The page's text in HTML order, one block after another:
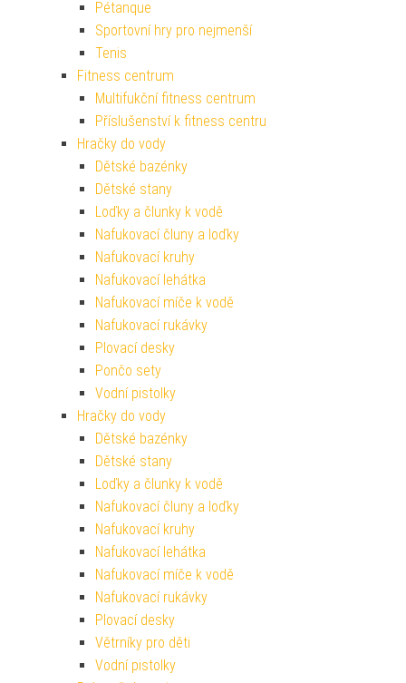
Pétanque
Sportovní hry pro nejmenší
Tenis
Fitness centrum
Multifukční fitness centrum
Příslušenství k fitness centru
Hračky do vody
Dětské bazénky
Dětské stany
Loďky a člunky k vodě
Nafukovací čluny a loďky
Nafukovací kruhy
Nafukovací lehátka
Nafukovací míče k vodě
Nafukovací rukávky
Plovací desky
Pončo sety
Vodní pistolky
Hračky do vody
Dětské bazénky
Dětské stany
Loďky a člunky k vodě
Nafukovací čluny a loďky
Nafukovací kruhy
Nafukovací lehátka
Nafukovací míče k vodě
Nafukovací rukávky
Plovací desky
Větrníky pro děti
Vodní pistolky